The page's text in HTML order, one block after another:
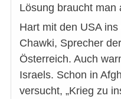
Lösung braucht man
Hart mit den USA
Chawki, Sprecher
Österreich. Auch
Israels. Schon in
versucht, „Krieg zu